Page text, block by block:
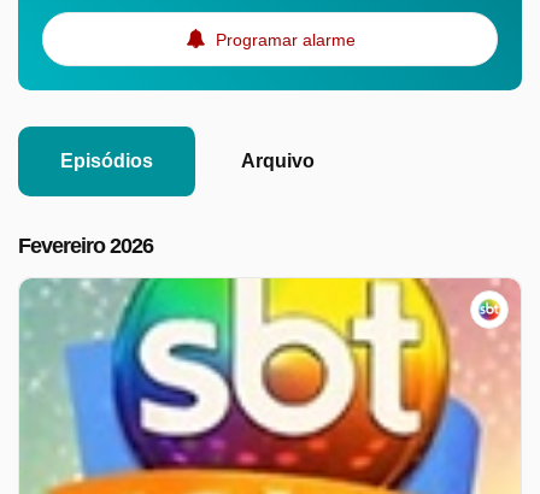
Programar alarme
Episódios Arquivo
Fevereiro 2026